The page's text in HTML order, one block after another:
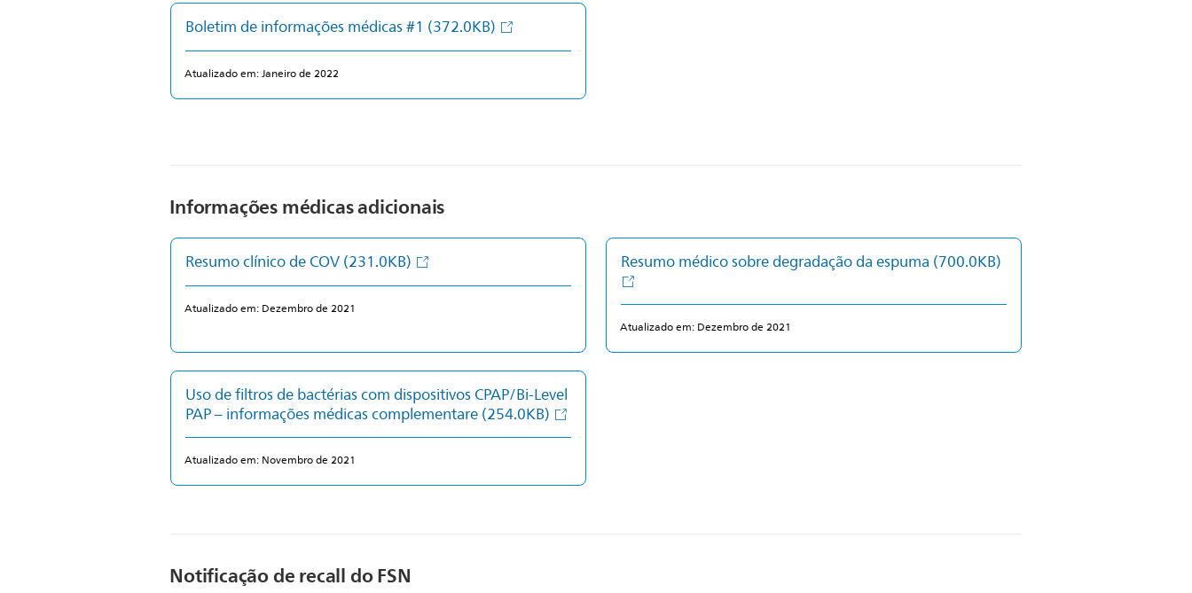
Boletim de informações médicas #1 (372.0KB)
Atualizado em: Janeiro de 2022
Informações médicas adicionais
Resumo clínico de COV(231.0KB)
Atualizado em: Dezembro de 2021
Resumo médico sobre degradação da espuma (700.0KB)
Atualizado em: Dezembro de 2021
Uso de filtros de bactérias com dispositivos CPAP/Bi-Level
PAP – informações médicas complementare(254.0KB)
Atualizado em: Novembro de 2021
Notificação de recall do FSN